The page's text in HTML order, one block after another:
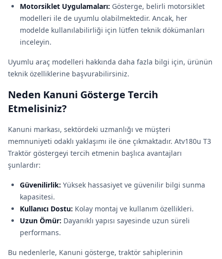
Motorsiklet Uygulamaları: Gösterge, belirli motorsiklet
modelleri ile de uyumlu olabilmektedir. Ancak, her
modelde kullanılabilirliği için lütfen teknik dökümanları
inceleyin.
Uyumlu araç modelleri hakkında daha fazla bilgi için, ürünün
teknik özelliklerine başvurabilirsiniz.
Neden Kanuni Gösterge Tercih
Etmelisiniz?
Kanuni markası, sektördeki uzmanlığı ve müşteri
memnuniyeti odaklı yaklaşımı ile öne çıkmaktadır. Atv180u T3
Traktör göstergeyi tercih etmenin başlıca avantajları
şunlardır:
Güvenilirlik: Yüksek hassasiyet ve güvenilir bilgi sunma
kapasitesi.
Kullanıcı Dostu: Kolay montaj ve kullanım özellikleri.
Uzun Ömür: Dayanıklı yapısı sayesinde uzun süreli
performans.
Bu nedenlerle, Kanuni gösterge, traktör sahiplerinin